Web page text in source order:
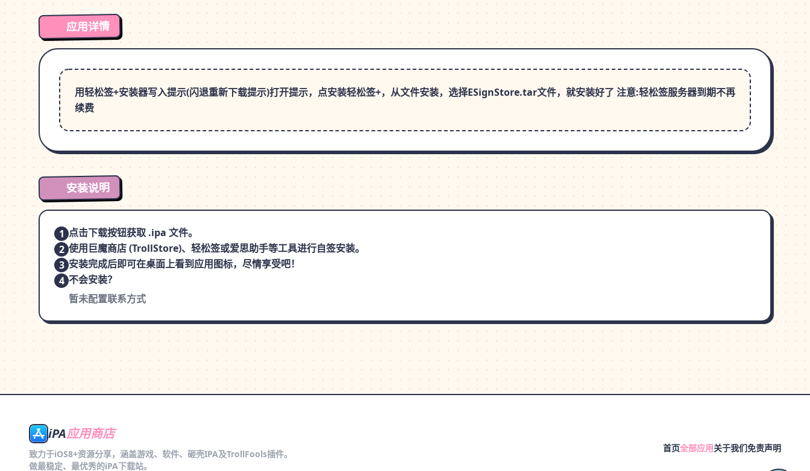
应用详情
用轻松签+安装器写入提示(闪退重新下载提示)打开提示，点安装轻松签+，从文件安装，选择ESignStore.tar文件，就安装好了 注意:轻松签服务器到期不再
续费
安装说明
1 点击下载按钮获取 .ipa 文件。
2 使用巨魔商店 (TrollStore)、轻松签或爱思助手等工具进行自签安装。
3 安装完成后即可在桌面上看到应用图标，尽情享受吧！
4 不会安装？
暂未配置联系方式
iPA应用商店
致力于iOS8+资源分享，涵盖游戏、软件、砸壳IPA及TrollFools插件。
做最稳定、最优秀的iPA下载站。
首页全部应用关于我们免责声明